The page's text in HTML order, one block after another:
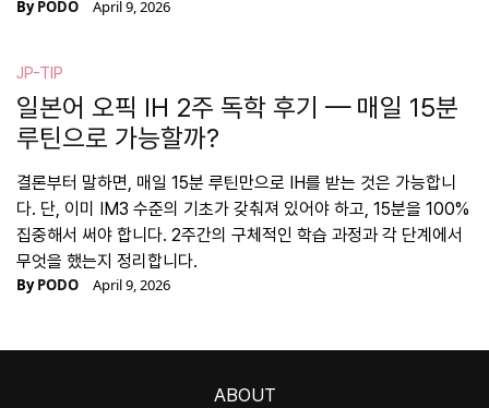
ByPODO April 9, 2026
JP-TIP
일본어 오픽 IH 2주 독학 후기 — 매일 15분
루틴으로 가능할까?
결론부터 말하면, 매일 15분 루틴만으로 IH를 받는 것은 가능합니
다. 단, 이미 IM3 수준의 기초가 갖춰져 있어야 하고, 15분을 100%
집중해서 써야 합니다. 2주간의 구체적인 학습 과정과 각 단계에서
무엇을 했는지 정리합니다.
ByPODO April 9, 2026
ABOUT